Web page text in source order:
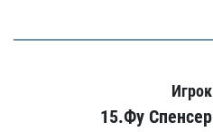
Игрок
15.Фу Спенсер